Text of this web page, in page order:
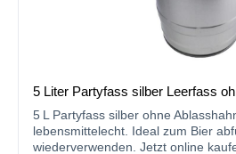
5 Liter Partyfass silber Leerfass
5 L Partyfass silber ohne
lebensmittelecht. Ideal zum Bier
wiederverwenden. Jetzt online